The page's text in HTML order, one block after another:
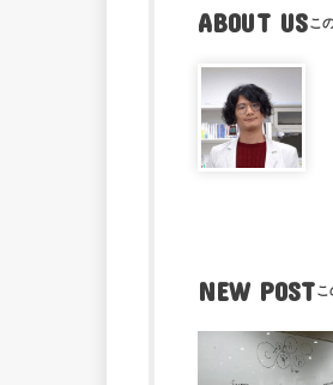
ABOUT US
NEW POST